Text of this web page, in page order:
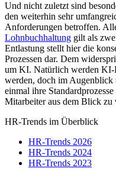
Und nicht zuletzt sind
den weiterhin sehr
Anforderungen betroffen.
Lohnbuchhaltung gilt als
Entlastung stellt hier die
Prozessen dar. Dem
um KI. Natürlich werden
werden, doch im Augenblick
einmal ihre
Mitarbeiter aus dem Blick zu
HR-Trends im Überblick
HR-Trends 2026
HR-Trends 2024
HR-Trends 2023